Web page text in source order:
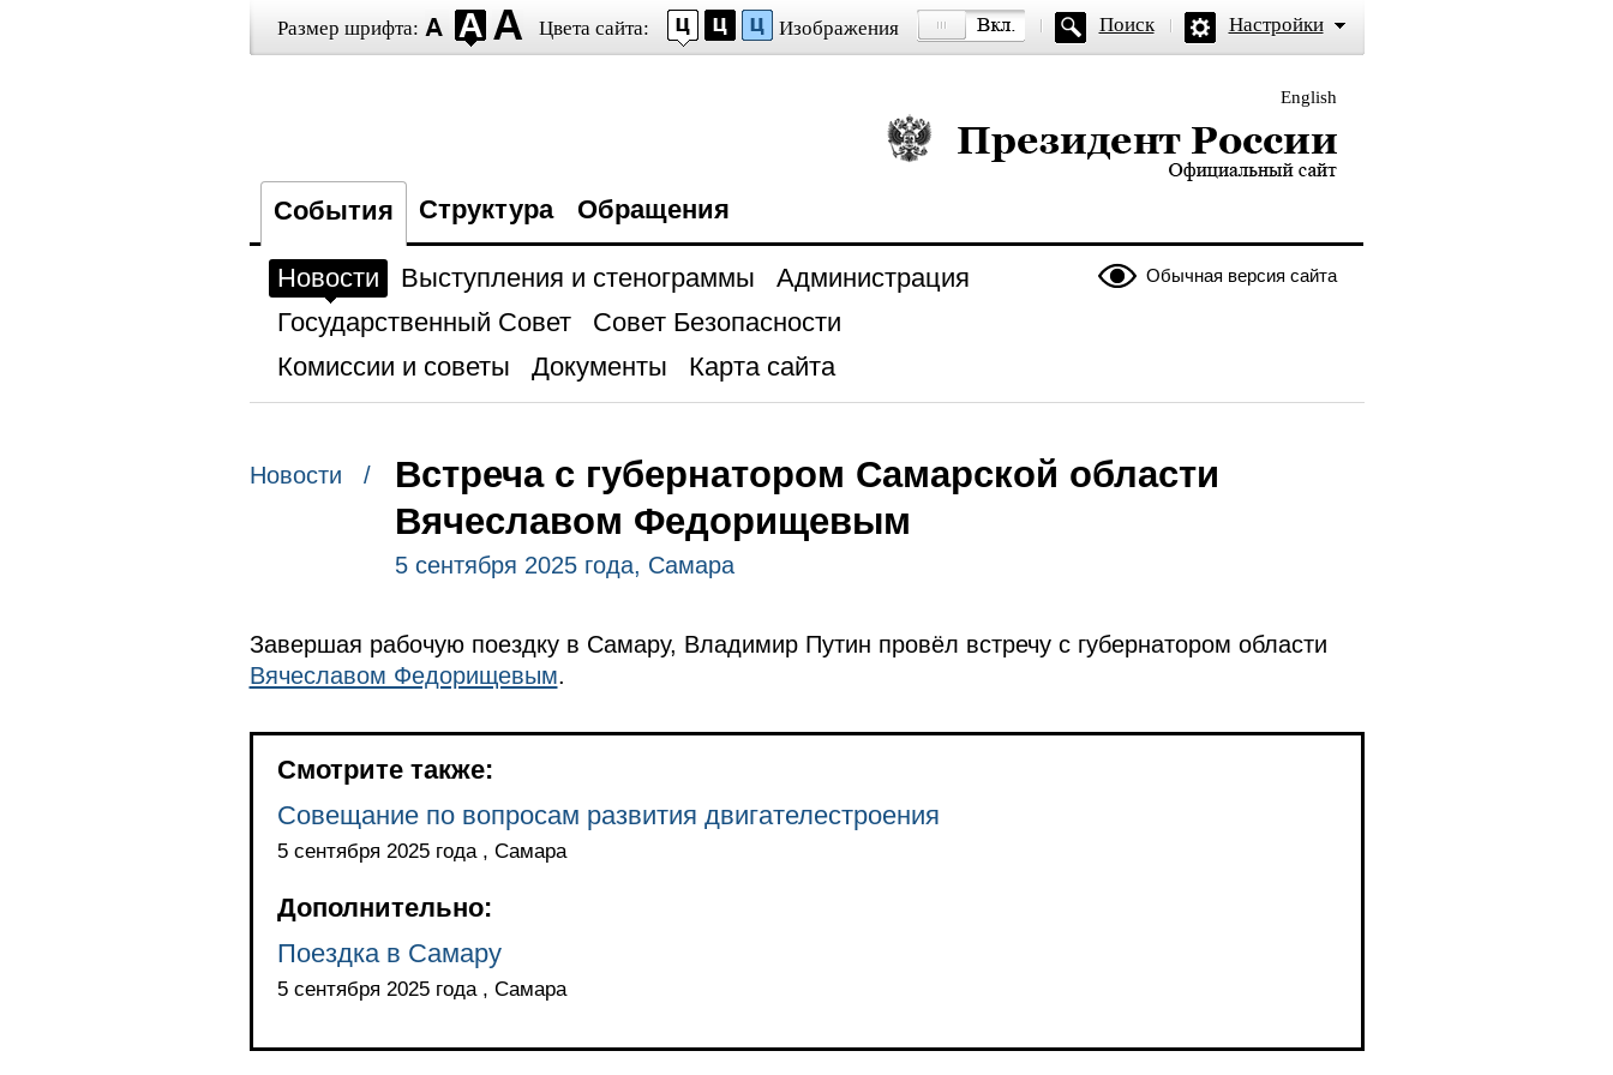
Размер шрифта: Цвета сайта: Изображения Поиск Настройки
English
Президент России — официальный сайт
События Структура Обращения
Обычная версия сайта
Новости Выступления и стенограммы
Администрация
Государственный Совет
Совет Безопасности
Комиссии и советы
Документы Карта сайта
Новости /
Встреча с губернатором Самарской области
Вячеславом Федорищевым
5 сентября 2025 года, Самара
Завершая рабочую поездку в Самару, Владимир Путин провёл встречу с губернатором области
Вячеславом Федорищевым.
Смотрите также:
Совещание по вопросам развития двигателестроения
5 сентября 2025 года , Самара
Дополнительно:
Поездка в Самару
5 сентября 2025 года , Самара